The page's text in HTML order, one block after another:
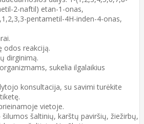
2-naftil) etan-1-onas,
pentametil-4H-inden-4-onas,
odos reakciją.
dirginimą.
sukelia ilgalaikius
konsultacija, su savimi turėkite
vietoje.
šaltinių, karštų paviršių, žiežirbų,